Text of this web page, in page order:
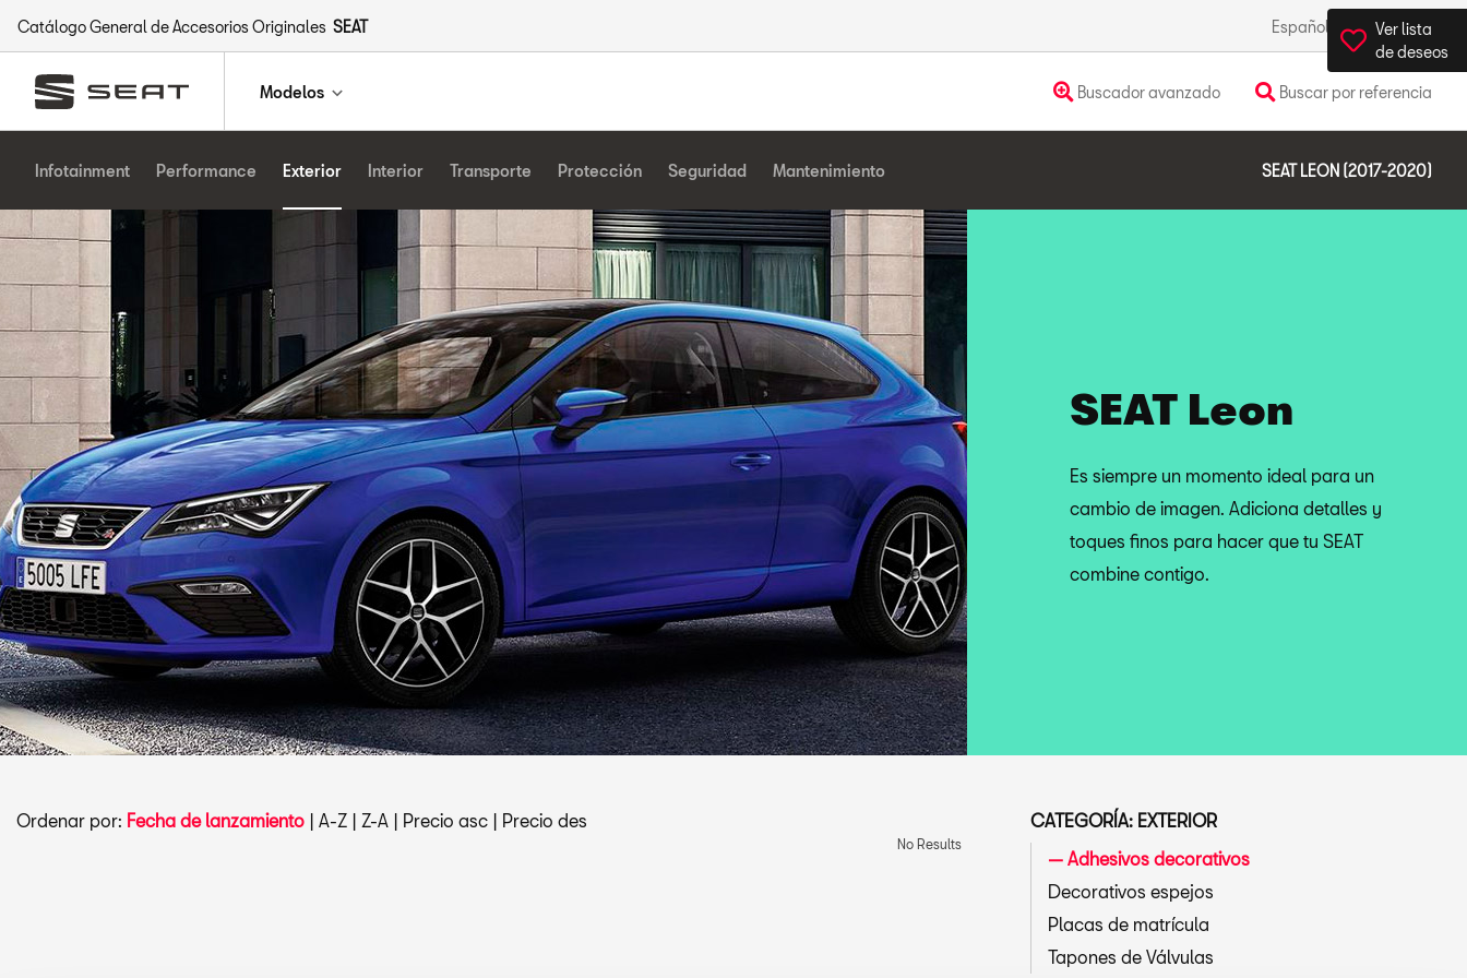
Catálogo General de Accesorios Originales SEAT Español México
Modelos Buscador avanzado Buscar por referencia
Ver lista
de deseos
Infotainment Performance Exterior Interior Transporte Protección Seguridad Mantenimiento SEAT LEON (2017-2020)
SEAT Leon
Es siempre un momento ideal para un
cambio de imagen. Adiciona detalles y
toques finos para hacer que tu SEAT
combine contigo.
Ordenar por: Fecha de lanzamiento | A-Z | Z-A | Precio asc | Precio des
No Results
CATEGORÍA: EXTERIOR
Adhesivos decorativos
Decorativos espejos
Placas de matrícula
Tapones de Válvulas